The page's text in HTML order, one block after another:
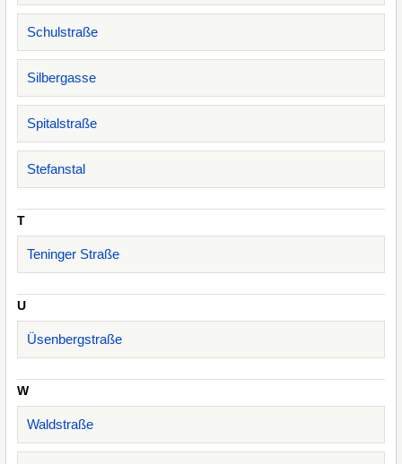
Schulstraße
Silbergasse
Spitalstraße
Stefanstal
T
Teninger Straße
U
Üsenbergstraße
W
Waldstraße